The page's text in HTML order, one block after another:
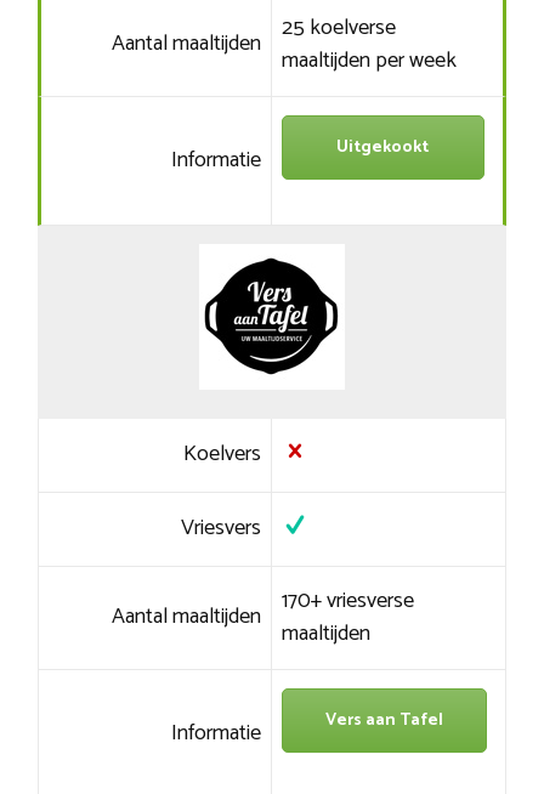
Aantal maaltijden 25 koelverse
maaltijden per week
Informatie Uitgekookt
Koelvers
Vriesvers
Aantal maaltijden 170+ vriesverse
maaltijden
Informatie Vers aan Tafel